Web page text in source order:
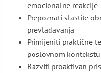
emocionalne reakcije
Prepoznati vlastite
prevladavanja
Primijeniti praktične
poslovnom kontekstu
Razviti proaktivan